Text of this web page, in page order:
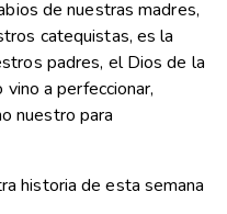
de nuestras madres,
catequistas, es la
padres, el Dios de la
a perfeccionar,
nuestro para
historia de esta semana